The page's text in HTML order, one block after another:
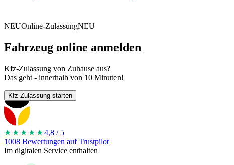
NEUOnline-ZulassungNEU
Fahrzeug online anmelden
Kfz-Zulassung von Zuhause aus?
Das geht - innerhalb von 10 Minuten!
Kfz-Zulassung starten
★★★★ ★4,8 / 5
1008 Bewertungen auf Trustpilot
Im digitalen Service enthalten